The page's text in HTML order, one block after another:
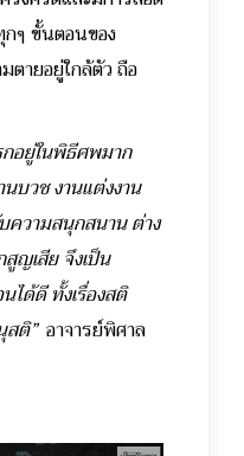
ๆ ขั้นตอนของ
ตายอยู่ใกล้ตัว ถือ
อยู่ในพิธีศพมาก
บวช งานแต่งงาน
วามสนุกสนาน ต่าง
ญเสีย จึงเป็น
ได้ดี ทั้งเรื่องสติ
สติ”อาจารย์พิศาล